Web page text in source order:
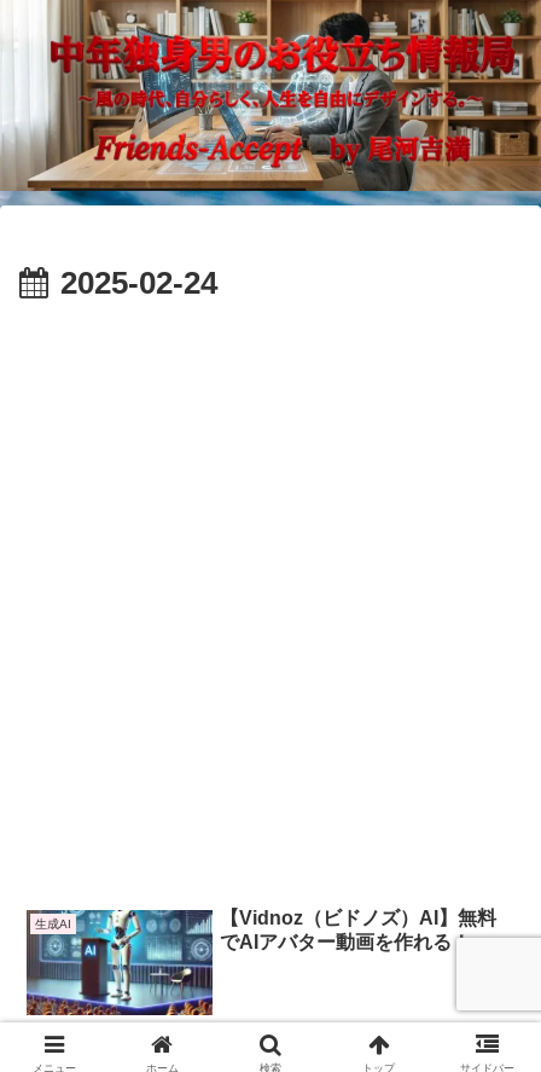
2025-02-24
生成AI
【Vidnoz（ビドノズ）AI】無料
でAIアバター動画を作れる！
2025.02.24
メニュー ホーム 検索 トップ サイドバー